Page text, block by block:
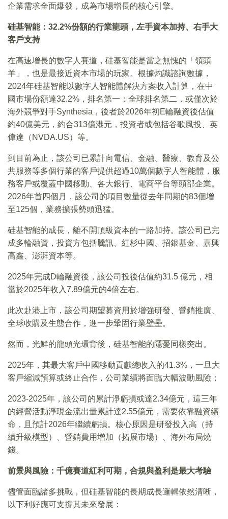
企業需求全面爆發，成為市場增長的核心引擎。
硅基智能：32.2%份額的行業龍頭，左手資本加持、右手大
客戶支持
在高速增長的數字人賽道，硅基智能是當之無愧的「領頭
羊」，也是最接近資本市場的玩家。根據灼識諮詢數據，
2024年硅基智能以數字人智能體解決方案收入計算，在中
國市場份額達32.2%，排名第一；全球排名第二，或僅次於
海外競爭對手Synthesia，後者於2026年初E輪融資後估值
約40億美元，約合313億港元，投資者或包括谷歌風投、英
偉達（NVDA.US）等。
到目前為止，該公司已累計向電信、金融、醫療、教育及公
共服務等多個行業的客戶提供超過10萬個數字人智能體，服
務客戶或覆蓋中國移動、各大銀行、電商平台等頭部企業。
2026年首四個月，該公司的項目數量從去年同期的83個增
至125個，業務擴張勢頭迅猛。
硅基智能的成長，離不開頂級資本的一路加持。該公司已完
成多輪融資，投資方包括騰訊、紅杉中國、招銀基金、嘉興
高鑫、澎湃資本等。
2025年完成D輪融資後，該公司投後估值約31.5 億元，相
當於2025年收入7.89億元的4倍左右。
此次赴港上市，該公司期望募資用於增強研發、營銷推廣、
全球收購及生態合作，進一步鞏固行業壁壘。
然而，光鮮的龍頭光環背後，硅基智能的隱憂同樣突出。
2025年，其最大客戶中國移動貢獻總收入的41.3%，一旦大
客戶縮減預算或終止合作，公司業績將面臨大幅波動風險；
2023-2025年，該公司的累計淨虧損或達2.34億元，這三年
的經營活動淨現金流出量累計達2.55億元，需要依靠融資續
命，且預計2026年繼續虧損。核心原因是研發投入高（持
續升級模型）、營銷費用增加（拓展市場）、海外布局燒
錢。
前景與風險：千億賽道紅利可期，合規與盈利是最大考驗
儘管面臨諸多挑戰，但硅基智能的長期成長邏輯依然清晰，
以下利好應可支撐其未來發展：